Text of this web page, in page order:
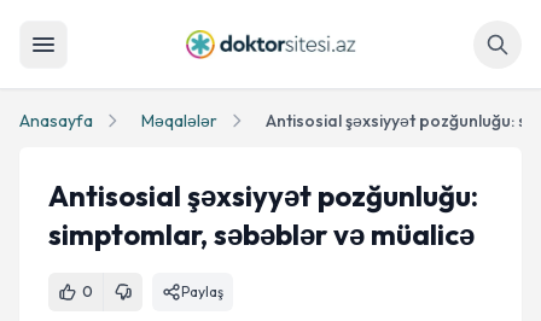
Anasayfa Məqalələr
Antisosial şəxsiyyət pozğunluğu:
simptomlar, səbəblər və müalicə
0 Paylaş